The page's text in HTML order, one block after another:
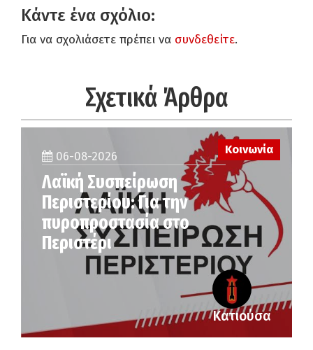
Κάντε ένα σχόλιο:
Για να σχολιάσετε πρέπει να συνδεθείτε.
Σχετικά Άρθρα
Κοινωνία
06-08-2026
Λαϊκή Συσπείρωση
Περιστερίου: Για την
πυροπροστασία στο
Περιστέρι
Κατιούσα